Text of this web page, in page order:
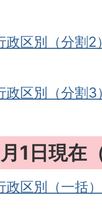
政区別（分割
政区別（分割
1日現
政区別（一括